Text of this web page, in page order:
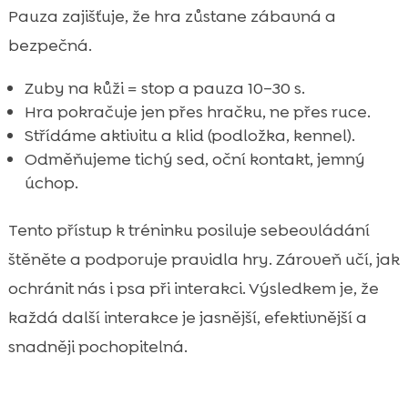
Pauza zajišťuje, že hra zůstane zábavná a
bezpečná.
Zuby na kůži = stop a pauza 10–30 s.
Hra pokračuje jen přes hračku, ne přes ruce.
Střídáme aktivitu a klid (podložka, kennel).
Odměňujeme tichý sed, oční kontakt, jemný
úchop.
Tento přístup k tréninku posiluje sebeovládání
štěněte a podporuje pravidla hry. Zároveň učí, jak
ochránit nás i psa při interakci. Výsledkem je, že
každá další interakce je jasnější, efektivnější a
snadněji pochopitelná.